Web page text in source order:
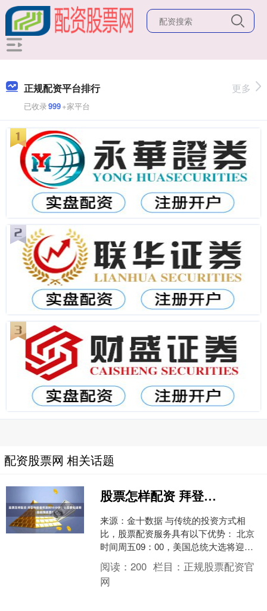
正规配资平台排行
已收录999+家平台
更多
配资股票网 相关话题
股票怎样配资 拜登特朗普将激辩90分钟！你需要知道哪些前情提要？
来源：金十数据 与传统的投资方式相
比，股票配资服务具有以下优势： 北京
时间周五09：00，美国总统大选将迎来
第一个关键节点：81岁的拜登和78岁的
特朗普，一个现....
阅读：200 栏目： 正规股票配资官
网